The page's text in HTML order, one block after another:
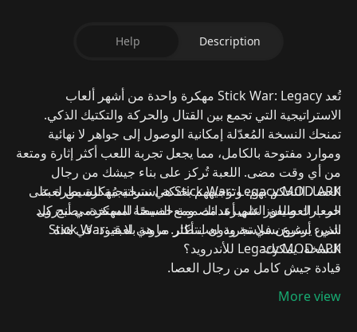
Description
Help
تُعد Stick War: Legacy مهكرة
واحدة من أشهر ألعاب
الاستراتيجية التي تجمع بين القتال والحركة والتكتيك الذكي.
تمنحك النسخة المُعدّلة إمكانية الوصول إلى جواهر لا نهائية
وموارد مفتوحة بالكامل، مما يجعل تجربة اللعب أكثر إثارة ومتعة
من أي وقت مضى. اللعبة تُركز على بناء جيشك من رجال
العصا، التحكم بهم، وتوجيههم بحنكة استراتيجية للسيطرة على
المعارك والفوز على أعدائك. ومع النسخة المهكرة، يصبح كل
شيء أسرع بسلاسة ودون انتظار.
ما هي لعبة Stick War:
Legacy MOD APK للأندرويد؟
Stick War: Legacy MOD APKهي نسخة مُهكرة من لعبة
حرب العصيان الشهيرة، مصممة خصيصًا لمستخدمي أندرويد
الذين يرغبون في تجربة لعب أكثر مرونة بلا قيود.في هذه
النسخة، يمكنك:
قيادة جيش كامل من رجال العصا.
فتح جميع الترقيات من البداية.
More view